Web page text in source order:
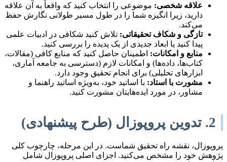
علاقه شخصی: موضوعی را انتخاب کنید که واقعاً به آن علاقه
دارید، زیرا انگیزه شما را در طول مسیر طولانی نگارش حفظ
می‌کند.
تازگی و شکاف تحقیقاتی: تلاش کنید شکافی در ادبیات علمی
پیدا کنید یا ابعاد جدیدی از یک پدیده را بررسی کنید.
منابع و امکانات: اطمینان حاصل کنید که منابع کافی (مقالات،
کتاب‌ها، داده‌ها) و امکانات لازم (دسترسی به جامعه آماری،
ابزارهای تحلیلی) برای انجام تحقیق وجود دارد.
مشورت با استاد: با اساتید خود، به‌ویژه اساتید راهنما و
مشاور، در مورد ایده‌هایتان مشورت کنید.
2. تدوین پروپوزال (طرح پیشنهادی)
پروپوزال، نقشه راه تحقیق شماست. در این مرحله، چارچوب کلی
پژوهش خود را مشخص می‌کنید. اجزای اصلی پروپوزال شامل